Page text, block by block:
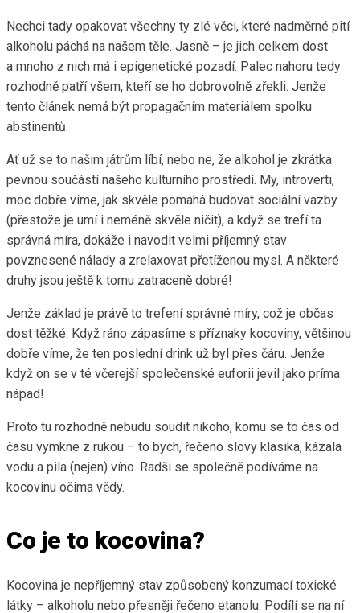
Nechci tady opakovat všechny ty zlé věci, které nadměrné pití
alkoholu páchá na našem těle. Jasně – je jich celkem dost
a mnoho z nich má i epigenetické pozadí. Palec nahoru tedy
rozhodně patří všem, kteří se ho dobrovolně zřekli. Jenže
tento článek nemá být propagačním materiálem spolku
abstinentů.
Ať už se to našim játrům líbí, nebo ne, že alkohol je zkrátka
pevnou součástí našeho kulturního prostředí. My, introverti,
moc dobře víme, jak skvěle pomáhá budovat sociální vazby
(přestože je umí i neméně skvěle ničit), a když se trefí ta
správná míra, dokáže i navodit velmi příjemný stav
povznesené nálady a zrelaxovat přetíženou mysl. A některé
druhy jsou ještě k tomu zatraceně dobré!
Jenže základ je právě to trefení správné míry, což je občas
dost těžké. Když ráno zápasíme s příznaky kocoviny, většinou
dobře víme, že ten poslední drink už byl přes čáru. Jenže
když on se v té včerejší společenské euforii jevil jako príma
nápad!
Proto tu rozhodně nebudu soudit nikoho, komu se to čas od
času vymkne z rukou – to bych, řečeno slovy klasika, kázala
vodu a pila (nejen) víno. Radši se společně podíváme na
kocovinu očima vědy.
Co je to kocovina?
Kocovina je nepříjemný stav způsobený konzumací toxické
látky – alkoholu nebo přesněji řečeno etanolu. Podílí se na ní